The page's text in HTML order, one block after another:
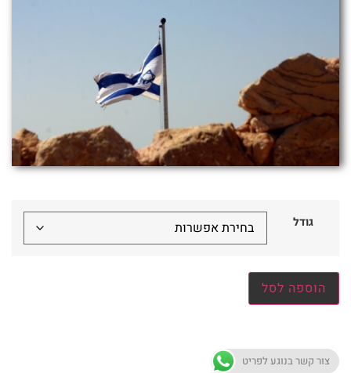
גודל
הוספה לסל
צור קשר בנוגע לפריט